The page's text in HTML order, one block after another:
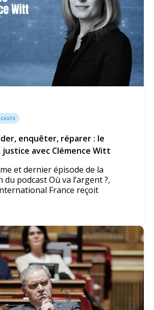
enquêter, réparer : le
avec Clémence Witt
et dernier épisode de la
podcast Où va l’argent ?,
France reçoit